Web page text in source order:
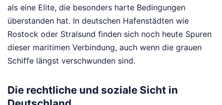
als eine Elite, die besonders harte Bedingungen
überstanden hat. In deutschen Hafenstädten wie
Rostock oder Stralsund finden sich noch heute Spuren
dieser maritimen Verbindung, auch wenn die grauen
Schiffe längst verschwunden sind.
Die rechtliche und soziale Sicht in